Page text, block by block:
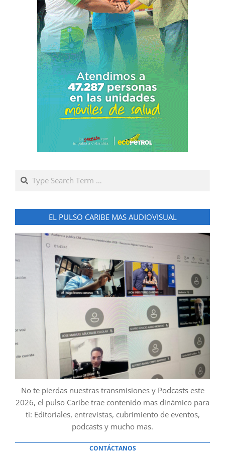
Search
EL PULSO CARIBE MAS AUDIOVISUAL
No te pierdas nuestras transmisiones y Podcasts este
2026, el pulso Caribe trae contenido mas dinámico para
ti: Editoriales, entrevistas, cubrimiento de eventos,
podcasts y mucho mas.
CONTÁCTANOS